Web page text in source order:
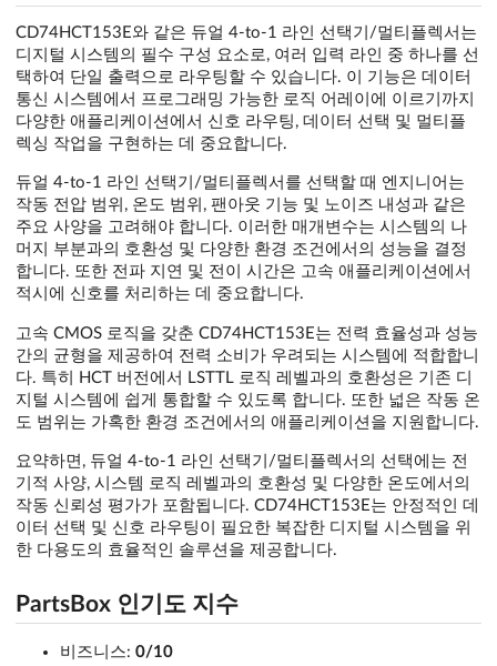
CD74HCT153E와 같은 듀얼 4-to-1 라인 선택기/멀티플렉서는
디지털 시스템의 필수 구성 요소로, 여러 입력 라인 중 하나를 선
택하여 단일 출력으로 라우팅할 수 있습니다. 이 기능은 데이터
통신 시스템에서 프로그래밍 가능한 로직 어레이에 이르기까지
다양한 애플리케이션에서 신호 라우팅, 데이터 선택 및 멀티플
렉싱 작업을 구현하는 데 중요합니다.
듀얼 4-to-1 라인 선택기/멀티플렉서를 선택할 때 엔지니어는
작동 전압 범위, 온도 범위, 팬아웃 기능 및 노이즈 내성과 같은
주요 사양을 고려해야 합니다. 이러한 매개변수는 시스템의 나
머지 부분과의 호환성 및 다양한 환경 조건에서의 성능을 결정
합니다. 또한 전파 지연 및 전이 시간은 고속 애플리케이션에서
적시에 신호를 처리하는 데 중요합니다.
고속 CMOS 로직을 갖춘 CD74HCT153E는 전력 효율성과 성능
간의 균형을 제공하여 전력 소비가 우려되는 시스템에 적합합니
다. 특히 HCT 버전에서 LSTTL 로직 레벨과의 호환성은 기존 디
지털 시스템에 쉽게 통합할 수 있도록 합니다. 또한 넓은 작동 온
도 범위는 가혹한 환경 조건에서의 애플리케이션을 지원합니다.
요약하면, 듀얼 4-to-1 라인 선택기/멀티플렉서의 선택에는 전
기적 사양, 시스템 로직 레벨과의 호환성 및 다양한 온도에서의
작동 신뢰성 평가가 포함됩니다. CD74HCT153E는 안정적인 데
이터 선택 및 신호 라우팅이 필요한 복잡한 디지털 시스템을 위
한 다용도의 효율적인 솔루션을 제공합니다.
PartsBox 인기도 지수
비즈니스: 0/10